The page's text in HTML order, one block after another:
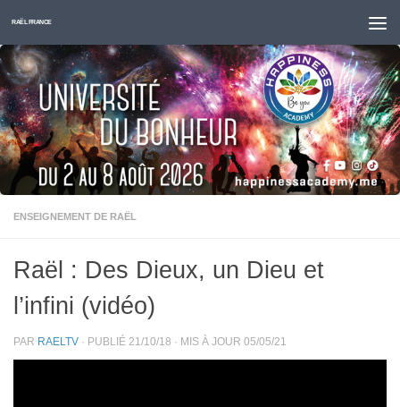
Skip to content
RAËL FRANCE
ENSEIGNEMENT DE RAËL
Raël : Des Dieux, un Dieu et
l’infini (vidéo)
PAR RAELTV · PUBLIÉ 21/10/18 · MIS À JOUR 05/05/21